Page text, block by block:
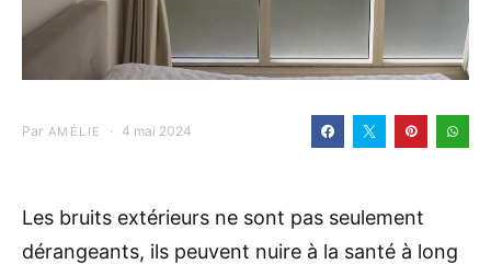
Par AMÉLIE 4 mai 2024
Les bruits extérieurs ne sont pas seulement
dérangeants, ils peuvent nuire à la santé à long